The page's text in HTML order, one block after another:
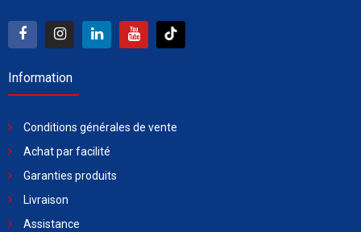
Information
Conditions générales de vente
Achat par facilité
Garanties produits
Livraison
Assistance